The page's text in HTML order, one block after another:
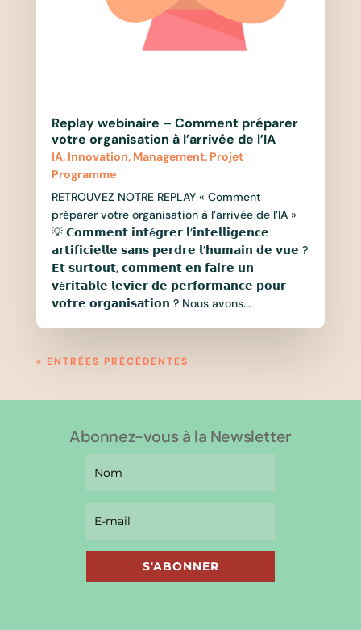
Replay webinaire – Comment préparer
votre organisation à l’arrivée de l’IA
IA, Innovation, Management, Projet
Programme
RETROUVEZ NOTRE REPLAY « Comment
préparer votre organisation à l’arrivée de l’IA »
💡 𝗖𝗼𝗺𝗺𝗲𝗻𝘁 𝗶𝗻𝘁é𝗴𝗿𝗲𝗿 𝗹’𝗶𝗻𝘁𝗲𝗹𝗹𝗶𝗴𝗲𝗻𝗰𝗲
𝗮𝗿𝘁𝗶𝗳𝗶𝗰𝗶𝗲𝗹𝗹𝗲 𝘀𝗮𝗻𝘀 𝗽𝗲𝗿𝗱𝗿𝗲 𝗹’𝗵𝘂𝗺𝗮𝗶𝗻 𝗱𝗲 𝘃𝘂𝗲 ?
𝗘𝘁 𝘀𝘂𝗿𝘁𝗼𝘂𝘁, 𝗰𝗼𝗺𝗺𝗲𝗻𝘁 𝗲𝗻 𝗳𝗮𝗶𝗿𝗲 𝘂𝗻
𝘃é𝗿𝗶𝘁𝗮𝗯𝗹𝗲 𝗹𝗲𝘃𝗶𝗲𝗿 𝗱𝗲 𝗽𝗲𝗿𝗳𝗼𝗿𝗺𝗮𝗻𝗰𝗲 𝗽𝗼𝘂𝗿
𝘃𝗼𝘁𝗿𝗲 𝗼𝗿𝗴𝗮𝗻𝗶𝘀𝗮𝘁𝗶𝗼𝗻 ? Nous avons...
« ENTRÉES PRÉCÉDENTES
Abonnez-vous à la Newsletter
S'ABONNER